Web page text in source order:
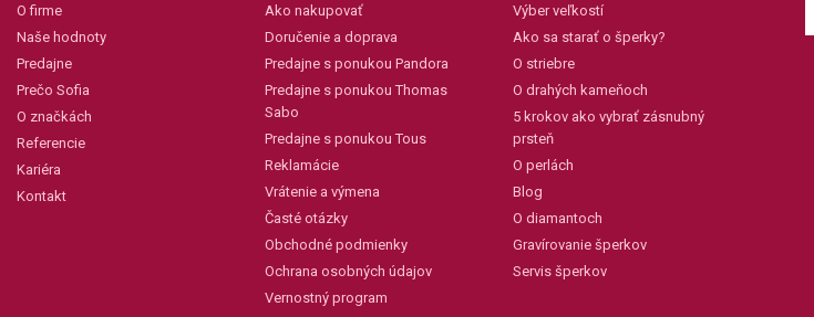
O firme
Naše hodnoty
Predajne
Prečo Sofia
O značkách
Referencie
Kariéra
Kontakt
Ako nakupovať
Doručenie a doprava
Predajne s ponukou Pandora
Predajne s ponukou Thomas
Sabo
Predajne s ponukou Tous
Reklamácie
Vrátenie a výmena
Časté otázky
Obchodné podmienky
Ochrana osobných údajov
Vernostný program
Výber veľkostí
Ako sa starať o šperky?
O striebre
O drahých kameňoch
5 krokov ako vybrať zásnubný
prsteň
O perlách
Blog
O diamantoch
Gravírovanie šperkov
Servis šperkov